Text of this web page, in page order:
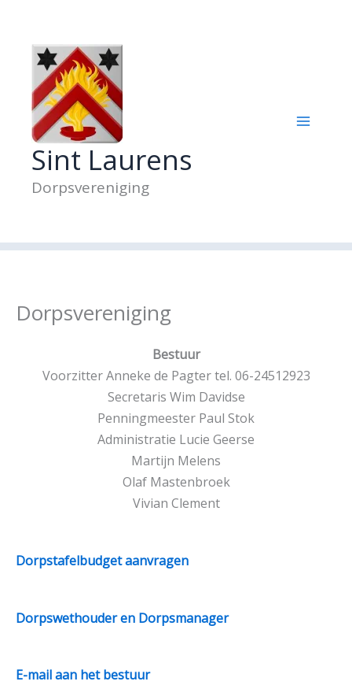
Sint Laurens
Dorpsvereniging
Dorpsvereniging
Bestuur
Voorzitter Anneke de Pagter tel. 06-24512923
Secretaris Wim Davidse
Penningmeester Paul Stok
Administratie Lucie Geerse
Martijn Melens
Olaf Mastenbroek
Vivian Clement
Dorpstafelbudget aanvragen
Dorpswethouder en Dorpsmanager
E-mail aan het bestuur